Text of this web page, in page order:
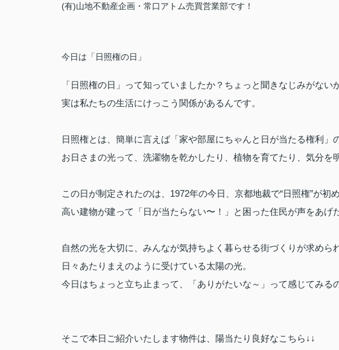
(有)山地不動産企画・常口アトム売買営業部です！
今日は「日照権の日」
「日照権の日」って知っていましたか？ちょっと聞きなじみがない
実は私たちの生活にけっこう関係があるんです。
日照権とは、簡単に言えば「家や部屋にちゃんと日が当たる権利」
お日さまの光って、洗濯物を乾かしたり、植物を育てたり、気分を
この日が制定されたのは、1972年の今日、京都地裁で“日照権”が初
高い建物が建って「日が当たらない〜！」と困った住民が声をあげ
自然の光を大切に、みんなが気持ちよく暮らせる街づくりが求めら
日々あたりまえのように受けている太陽の光。
今日はちょっと立ち止まって、「ありがたいな～」って感じてみる
そこで本日ご紹介いたします物件は、陽当たり良好なこちら↓↓